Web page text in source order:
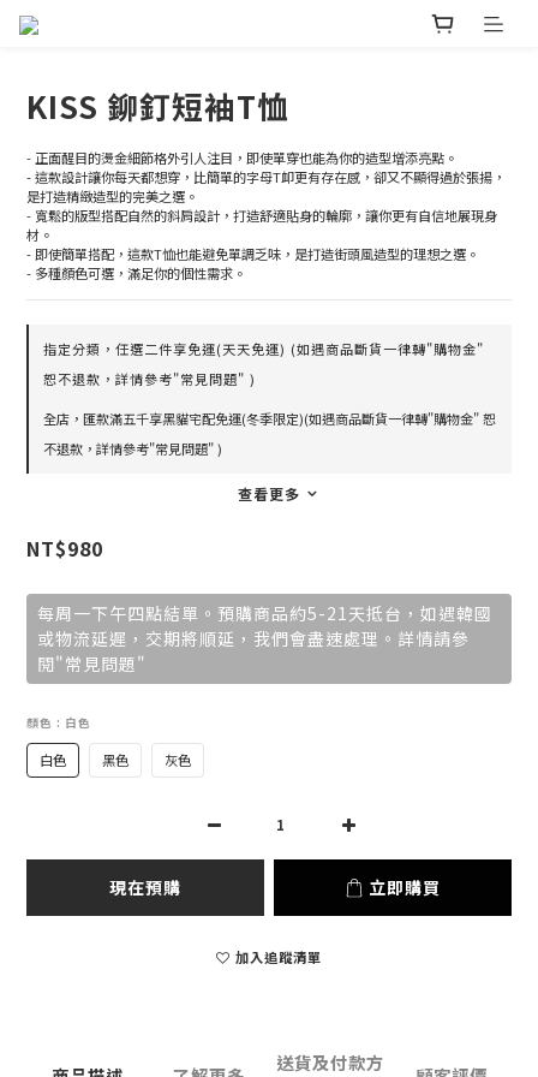
KISS 鉚釘短袖T恤
- 正面醒目的燙金細節格外引人注目，即使單穿也能為你的造型增添亮點。
- 這款設計讓你每天都想穿，比簡單的字母T卹更有存在感，卻又不顯得過於張揚，
是打造精緻造型的完美之選。
- 寬鬆的版型搭配自然的斜肩設計，打造舒適貼身的輪廓，讓你更有自信地展現身
材。
- 即使簡單搭配，這款T恤也能避免單調乏味，是打造街頭風造型的理想之選。
- 多種顏色可選，滿足你的個性需求。
指定分類，任選二件享免運(天天免運) (如遇商品斷貨一律轉"購物金"
恕不退款，詳情參考"常見問題" )
全店，匯款滿五千享黑貓宅配免運(冬季限定)(如遇商品斷貨一律轉"購物金" 恕
不退款，詳情參考"常見問題" )
查看更多
NT$980
每周一下午四點結單。預購商品約5-21天抵台，如遇韓國
或物流延遲，交期將順延，我們會盡速處理。詳情請參
閱"常見問題"
顏色 : 白色
白色 黑色 灰色
現在預購 立即購買
加入追蹤清單
送貨及付款方